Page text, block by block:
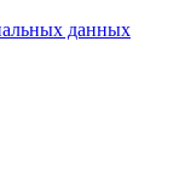
данных